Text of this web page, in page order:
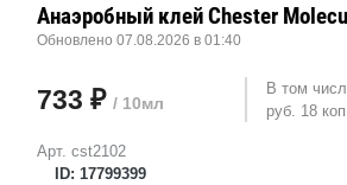
Арт. cst2102
ID: 17799399
Анаэробный клей Chester
Обновлено 07.08.2026 в 01:40
733 ₽ / 10мл
В том
руб. 18 коп.